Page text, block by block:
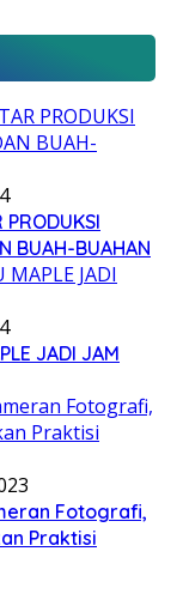
PRODUKSI
BUAH-BUAHAN
JADI JAM
Fotografi,
Praktisi